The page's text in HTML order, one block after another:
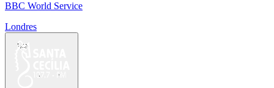
BBC World Service
Londres